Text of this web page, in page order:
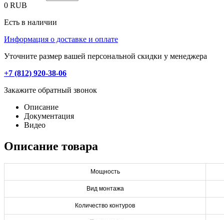
0 RUB
Есть в наличии
Информация о доставке и оплате
Уточните размер вашей персональной скидки у менеджера
+7 (812) 920-38-06
Закажите обратный звонок
Описание
Документация
Видео
Описание товара
Мощность
Вид монтажа
Количество контуров